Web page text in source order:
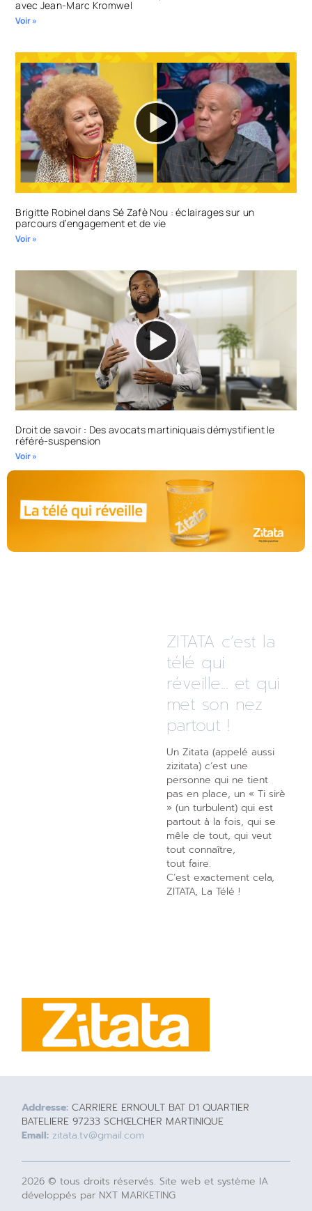
avec Jean-Marc Kromwel
Voir »
Brigitte Robinel dans Sé Zafè Nou : éclairages sur un
parcours d’engagement et de vie
Voir »
Droit de savoir : Des avocats martiniquais démystifient le
référé-suspension
Voir »
ZITATA c’est la
télé qui
réveille... et qui
met son nez
partout !
Un Zitata (appelé aussi
zizitata) c’est une
personne qui ne tient
pas en place, un « Ti sirè
» (un turbulent) qui est
partout à la fois, qui se
mêle de tout, qui veut
tout connaître,
tout faire.
C’est exactement cela,
ZITATA, La Télé !
Addresse: CARRIERE ERNOULT BAT D1 QUARTIER
BATELIERE 97233 SCHŒLCHER MARTINIQUE
Email: zitata.tv@gmail.com
2026 © tous droits réservés. Site web et système IA
développés par NXT MARKETING